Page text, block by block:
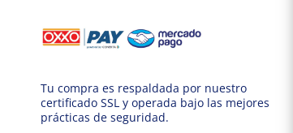
Tu compra es respaldada por nuestro
certificado SSL y operada bajo las mejores
prácticas de seguridad.